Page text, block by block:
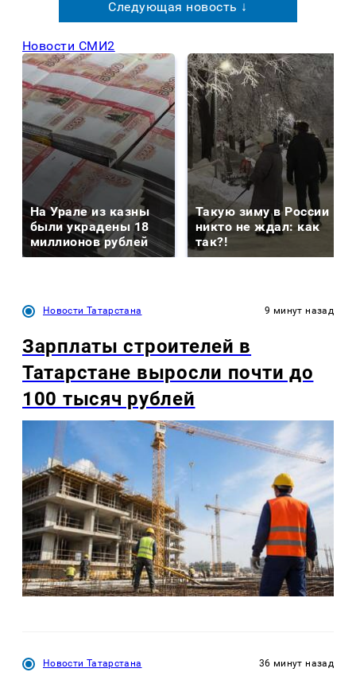
Следующая новость ↓
Новости СМИ2
На Урале из казны
были украдены 18
миллионов рублей
Такую зиму в России
никто не ждал: как
так?!
Новости Татарстана 9 минут назад
Зарплаты строителей в
Татарстане выросли почти до
100 тысяч рублей
Новости Татарстана 36 минут назад